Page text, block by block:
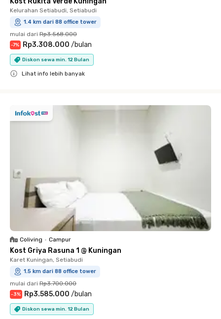
Kelurahan Setiabudi, Setiabudi
1.4 km dari 88 office tower
mulai dari Rp3.568.000
-7% Rp3.308.000 /bulan
Diskon sewa min. 12 Bulan
Lihat info lebih banyak
Coliving • Campur
Kost Griya Rasuna 1 @ Kuningan
Karet Kuningan, Setiabudi
1.5 km dari 88 office tower
mulai dari Rp3.700.000
-3% Rp3.585.000 /bulan
Diskon sewa min. 12 Bulan